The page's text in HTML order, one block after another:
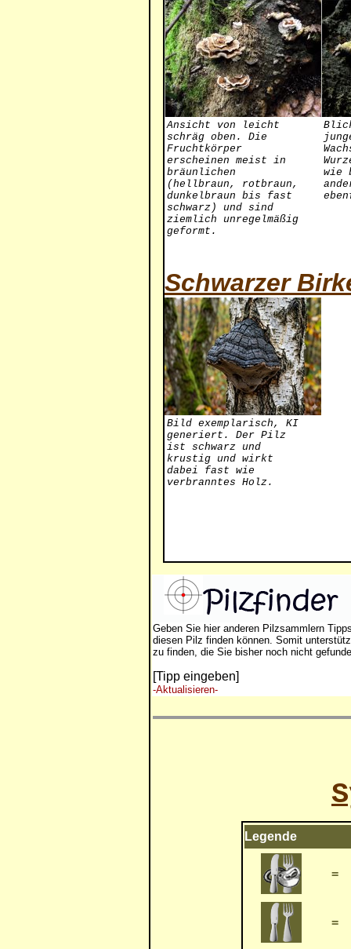
Ansicht von leicht
schräg oben. Die
Fruchtkörper
erscheinen meist in
bräunlichen
(hellbraun, rotbraun,
dunkelbraun bis fast
schwarz) und sind
ziemlich unregelmäßig
geformt.
wie
Schwarzer
Bild exemplarisch, KI
generiert. Der Pilz
ist schwarz und
krustig und wirkt
dabei fast wie
verbranntes Holz.
Geben Sie hier anderen Pilzsammlern
diesen Pilz finden können. Somit
zu finden, die Sie bisher noch nicht
[Tipp eingeben]
-Aktualisieren-
Legende
=
=